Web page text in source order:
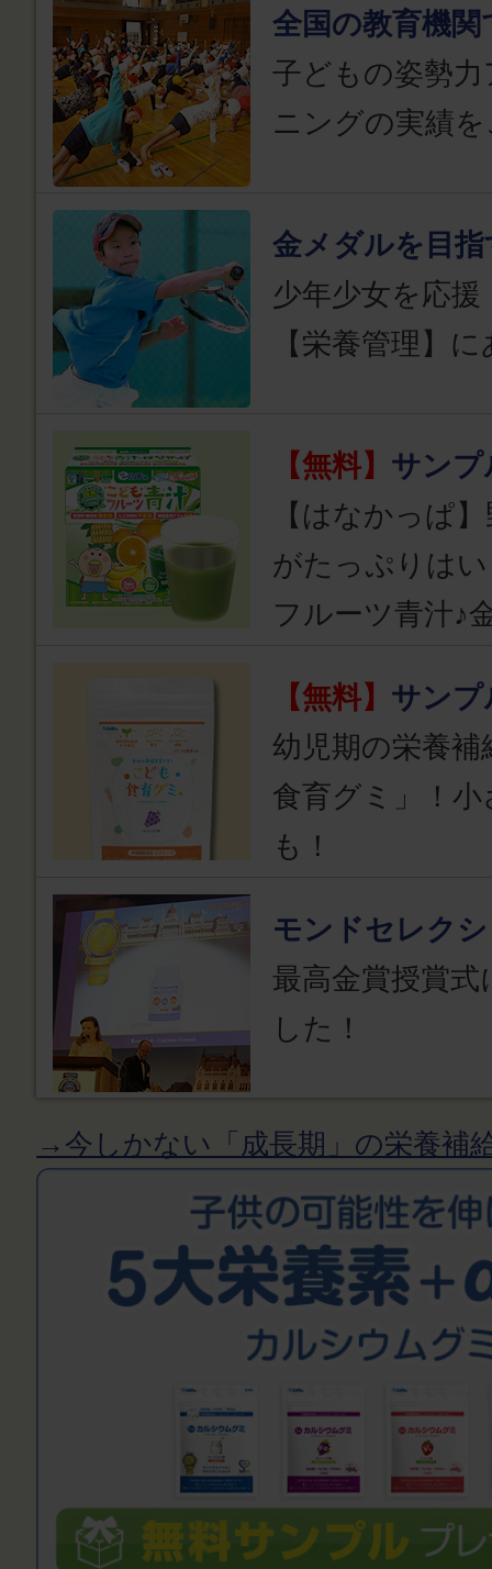
全国の教育機関
子どもの姿勢
ニングの実績
金メダルを目指
少年少女を応
【栄養管理】
【無料】 サンプ
【はなかっぱ
がたっぷりは
フルーツ青汁♪
【無料】 サンプ
幼児期の栄養
食育グミ」！
も！
モンドセレク
最高金賞授賞
した！
→今しかない「成長期」の栄養補